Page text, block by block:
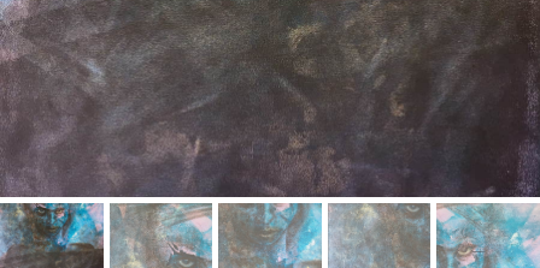
Bildausschnitt
Bildausschnitt
Bildausschnitt
Bildausschnitt